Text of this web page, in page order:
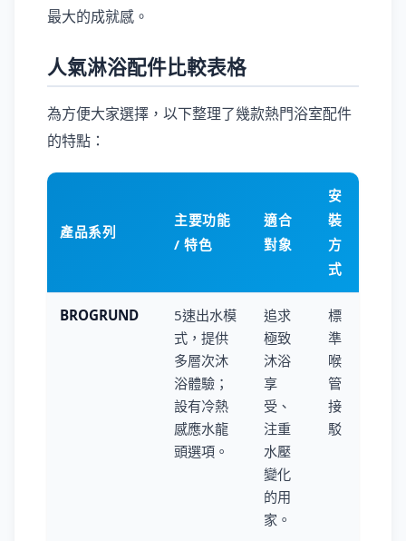
最大的成就感。
人氣淋浴配件比較表格
為方便大家選擇，以下整理了幾款熱門浴室配件
的特點：
產品系列
主要功能
/ 特色
適合
對象
安
裝
方
式
BROGRUND
5速出水模
式，提供
多層次沐
浴體驗；
設有冷熱
感應水龍
頭選項。
追求
極致
沐浴
享
受、
注重
水壓
變化
的用
家。
標
準
喉
管
接
駁